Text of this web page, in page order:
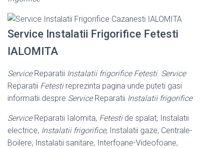
Service Instalatii Frigorifice Fetesti
IALOMITA
ServiceReparatii Instalatii frigorifice Fetesti. Service
Reparatii Fetestireprezinta pagina unde puteti gasi
informatii despre ServiceReparatii Instalatii frigorifice
ServiceReparatii Ialomita, Fetestide spalat, Instalatii
electrice, Instalatii frigorifice, Instalatii gaze, Centrale-
Boilere, Instalatii sanitare, Interfoane-Videofoane,